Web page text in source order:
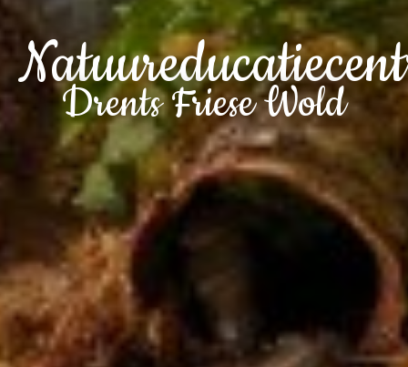
Drents Friese Wold